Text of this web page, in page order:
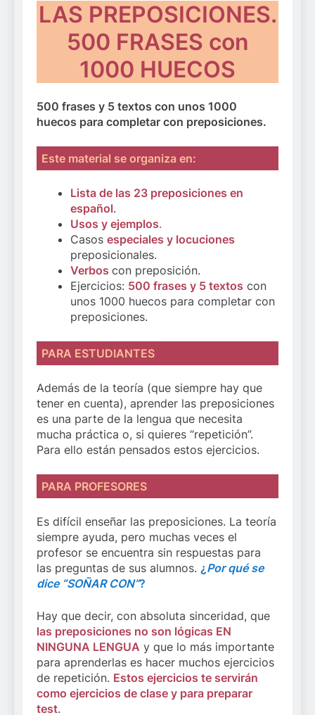
LAS PREPOSICIONES.
500 FRASES con
1000 HUECOS
500 frases y 5 textos con unos 1000
huecos para completar con preposiciones.
Este material se organiza en:
Lista de las 23 preposiciones en
español.
Usos y ejemplos.
Casos especiales y locuciones
preposicionales.
Verbos con preposición.
Ejercicios: 500 frases y 5 textos con
unos 1000 huecos para completar con
preposiciones.
PARA ESTUDIANTES
Además de la teoría (que siempre hay que
tener en cuenta), aprender las preposiciones
es una parte de la lengua que necesita
mucha práctica o, si quieres “repetición”.
Para ello están pensados estos ejercicios.
PARA PROFESORES
Es difícil enseñar las preposiciones. La teoría
siempre ayuda, pero muchas veces el
profesor se encuentra sin respuestas para
las preguntas de sus alumnos. ¿ Por qué se
dice “SOÑAR CON”?
Hay que decir, con absoluta sinceridad, que
las preposiciones no son lógicas EN
NINGUNA LENGUA y que lo más importante
para aprenderlas es hacer muchos ejercicios
de repetición. Estos ejercicios te servirán
como ejercicios de clase y para preparar
test.